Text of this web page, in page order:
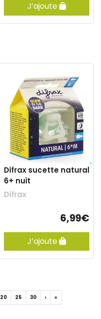
J’ajoute
Difrax sucette natural
6+ nuit
Difrax
6,99€
J’ajoute
20 25 30 › »